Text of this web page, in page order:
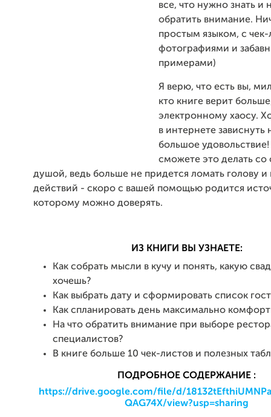
все, что нужно знать и
обратить внимание.
простым языком, с
фотографиями и
примерами)
Я верю, что есть вы,
кто книге верит
электронному хаосу.
в интернете зависнуть
большое
сможете это делать со
душой, ведь больше не придется ломать голову и
действий - скоро с вашей помощью родится
которому можно доверять.
ИЗ КНИГИ ВЫ УЗНАЕТЕ:
Как собрать мысли в кучу и понять, какую
хочешь?
Как выбрать дату и сформировать список
Как спланировать день максимально
На что обратить внимание при выборе
специалистов?
В книге больше 10 чек-листов и полезных
ПОДРОБНОЕ СОДЕРЖАНИЕ :
https://drive.google.com/file/d/
QAG74X/view?usp=sharing